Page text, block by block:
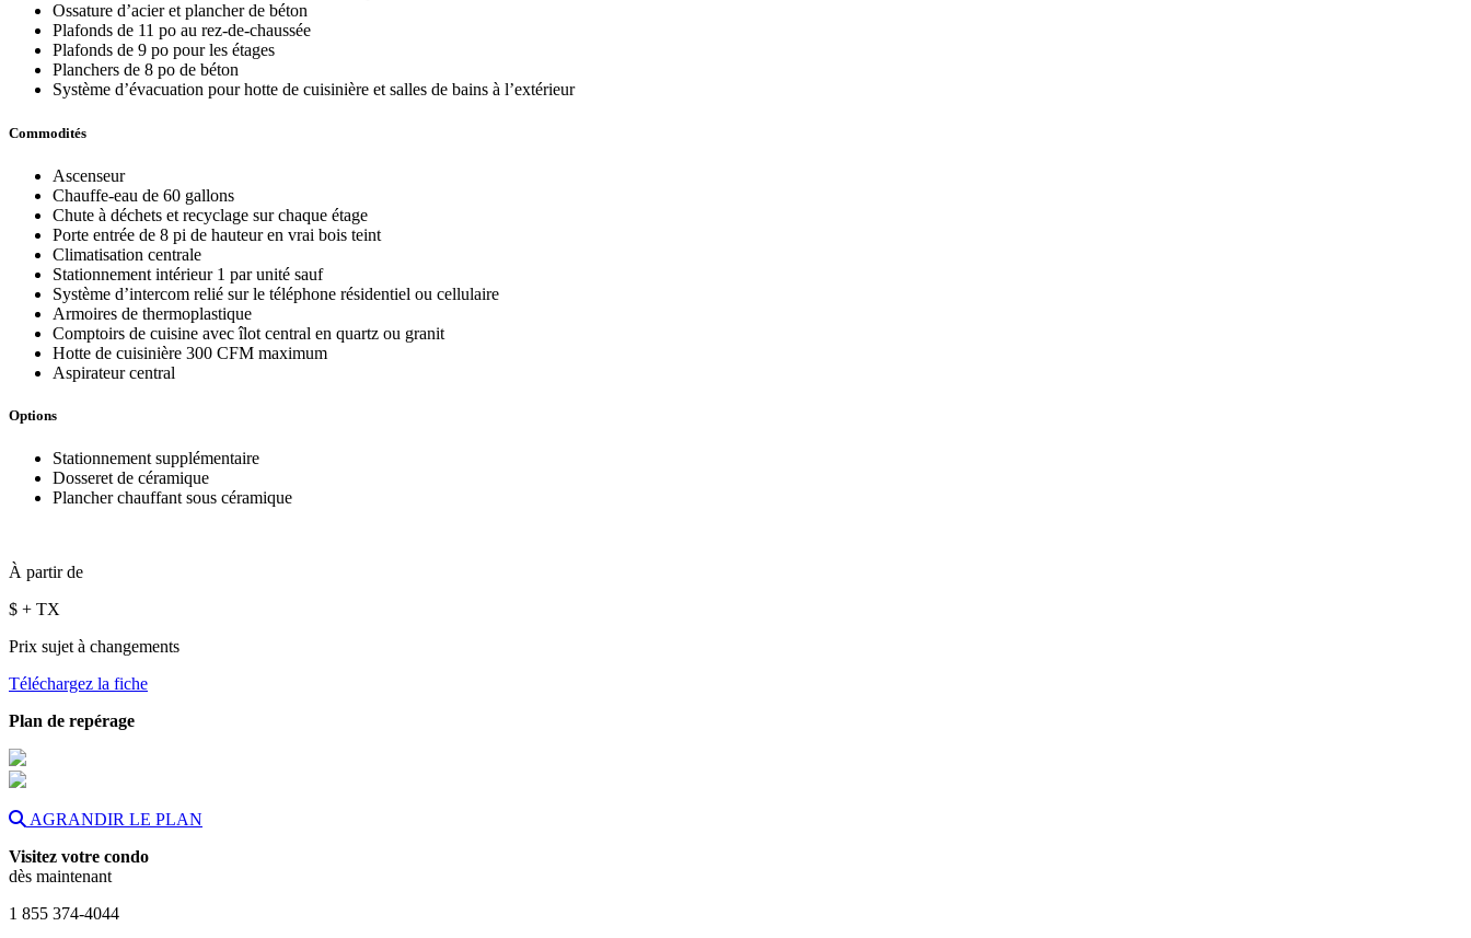
Ossature d’acier et plancher de béton
Plafonds de 11 po au rez-de-chaussée
Plafonds de 9 po pour les étages
Planchers de 8 po de béton
Système d’évacuation pour hotte de cuisinière et salles de bains à l’extérieur
Commodités
Ascenseur
Chauffe-eau de 60 gallons
Chute à déchets et recyclage sur chaque étage
Porte entrée de 8 pi de hauteur en vrai bois teint
Climatisation centrale
Stationnement intérieur 1 par unité sauf
Système d’intercom relié sur le téléphone résidentiel ou cellulaire
Armoires de thermoplastique
Comptoirs de cuisine avec îlot central en quartz ou granit
Hotte de cuisinière 300 CFM maximum
Aspirateur central
Options
Stationnement supplémentaire
Dosseret de céramique
Plancher chauffant sous céramique
À partir de
$ + TX
Prix sujet à changements
Téléchargez la fiche
Plan de repérage
AGRANDIR LE PLAN
Visitez votre condo
dès maintenant
1 855 374-4044